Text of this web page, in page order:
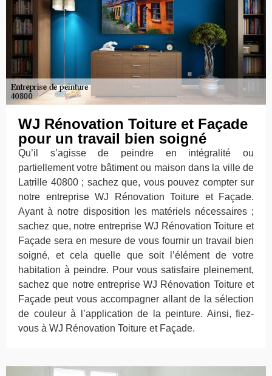
WJ Rénovation Toiture et Façade
pour un travail bien soigné
Qu’il s’agisse de peindre en intégralité ou
partiellement votre bâtiment ou maison dans la ville de
Latrille 40800 ; sachez que, vous pouvez compter sur
notre entreprise WJ Rénovation Toiture et Façade.
Ayant à notre disposition les matériels nécessaires ;
sachez que, notre entreprise WJ Rénovation Toiture et
Façade sera en mesure de vous fournir un travail bien
soigné, et cela quelle que soit l’élément de votre
habitation à peindre. Pour vous satisfaire pleinement,
sachez que notre entreprise WJ Rénovation Toiture et
Façade peut vous accompagner allant de la sélection
de couleur à l’application de la peinture. Ainsi, fiez-
vous à WJ Rénovation Toiture et Façade.